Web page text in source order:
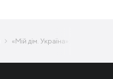
«Мій дім. Україна»: в Белой